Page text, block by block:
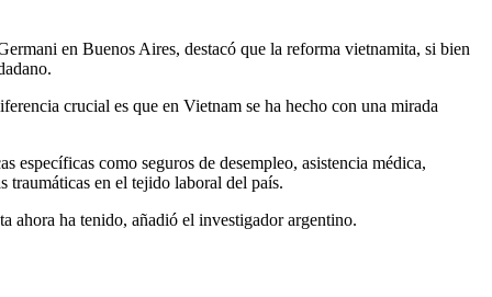
en Buenos Aires, destacó que la reforma vietnamita, si bien
crucial es que en Vietnam se ha hecho con una mirada
como seguros de desempleo, asistencia médica,
traumáticas en el tejido laboral del país.
ahora ha tenido, añadió el investigador argentino.